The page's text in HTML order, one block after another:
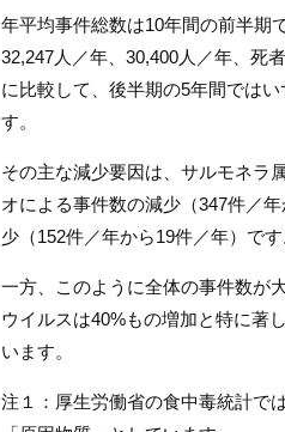
年平均事件総数は10年間の前半期
32,247人／年、30,400人／年、死
に比較して、後半期の5年間では
す。
その主な減少要因は、サルモネラ
オによる事件数の減少（347件／
少（152件／年から19件／年）です
一方、このように全体の事件数が
ウイルスは40%もの増加と特に著
います。
注１：厚生労働省の食中毒統計で